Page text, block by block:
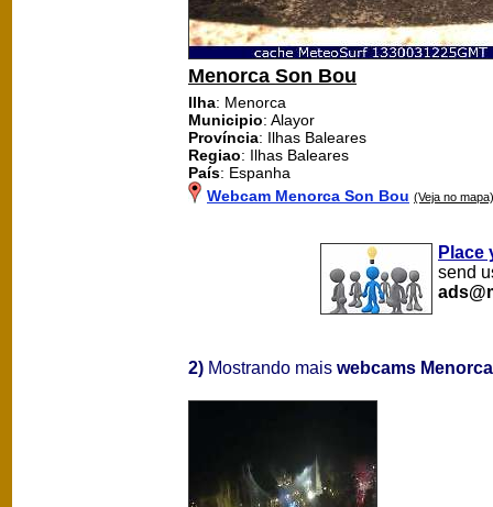
Menorca Son Bou
Ilha: Menorca
Municipio: Alayor
Província: Ilhas Baleares
Regiao: Ilhas Baleares
País: Espanha
Webcam Menorca Son Bou (Veja no mapa)
Place
send
2) Mostrando mais webcams Menorca